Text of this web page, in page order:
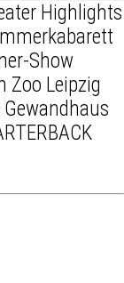
Highlights
Show
Zoo Leipzig
Gewandhaus